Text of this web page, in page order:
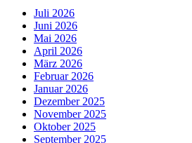
Juli 2026
Juni 2026
Mai 2026
April 2026
März 2026
Februar 2026
Januar 2026
Dezember 2025
November 2025
Oktober 2025
September 2025